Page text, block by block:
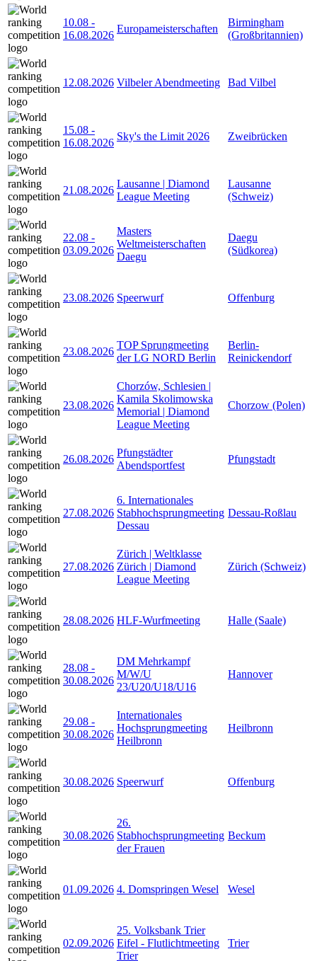
10.08 -
16.08.2026
Europameisterschaften
Birmingham
(Großbritannien)
12.08.2026 Vilbeler Abendmeeting Bad Vilbel
15.08 -
16.08.2026
Sky's the Limit 2026 Zweibrücken
21.08.2026
Lausanne | Diamond
League Meeting
Lausanne
(Schweiz)
22.08 -
03.09.2026
Masters
Weltmeisterschaften
Daegu
Daegu
(Südkorea)
23.08.2026 Speerwurf Offenburg
23.08.2026
TOP Sprungmeeting
der LG NORD Berlin
Berlin-
Reinickendorf
23.08.2026
Chorzów, Schlesien |
Kamila Skolimowska
Memorial | Diamond
League Meeting
Chorzow (Polen)
26.08.2026
Pfungstädter
Abendsportfest
Pfungstadt
27.08.2026
6. Internationales
Stabhochsprungmeeting
Dessau
Dessau-Roßlau
27.08.2026
Zürich | Weltklasse
Zürich | Diamond
League Meeting
Zürich (Schweiz)
28.08.2026 HLF-Wurfmeeting Halle (Saale)
28.08 -
30.08.2026
DM Mehrkampf
M/W/U
23/U20/U18/U16
Hannover
29.08 -
30.08.2026
Internationales
Hochsprungmeeting
Heilbronn
Heilbronn
30.08.2026 Speerwurf Offenburg
30.08.2026
26.
Stabhochsprungmeeting
der Frauen
Beckum
01.09.2026 4. Domspringen Wesel Wesel
02.09.2026
25. Volksbank Trier
Eifel - Flutlichtmeeting
Trier
Trier